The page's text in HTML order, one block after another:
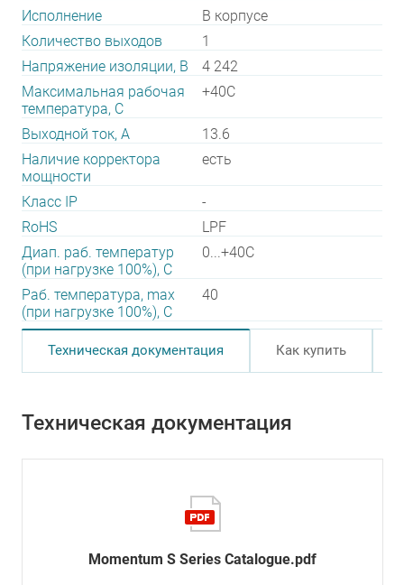
Исполнение
В корпусе
Количество выходов
1
Напряжение изоляции, В
4 242
Максимальная рабочая
температура, C
+40C
Выходной ток, А
13.6
Наличие корректора
мощности
есть
Класс IP
-
RoHS
LPF
Диап. раб. температур
(при нагрузке 100%), C
0...+40C
Раб. температура, max
(при нагрузке 100%), C
40
Техническая документация Как купить
Техническая документация
Momentum S Series Catalogue.pdf